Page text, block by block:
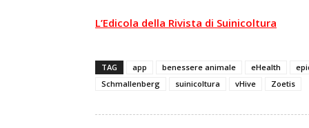
L’Edicola della Rivista di Suinicoltura
TAG app benessere animale eHealth
Schmallenberg
suinicoltura vHive Zoetis